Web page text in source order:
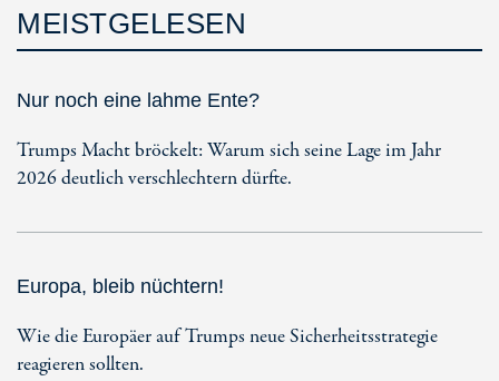
MEISTGELESEN
Nur noch eine lahme Ente?
Trumps Macht bröckelt: Warum sich seine Lage im Jahr
2026 deutlich verschlechtern dürfte.
Europa, bleib nüchtern!
Wie die Europäer auf Trumps neue Sicherheitsstrategie
reagieren sollten.